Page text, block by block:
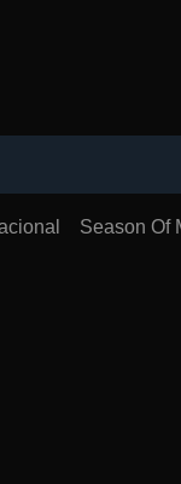
Season Of